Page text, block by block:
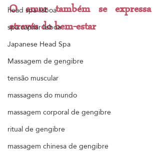
head spa lisboa
spa capilar lisboa
Japanese Head Spa
Massagem de gengibre
tensão muscular
massagens do mundo
massagem corporal de gengibre
ritual de gengibre
massagem chinesa de gengibre
O amor também se expressa
através do bem-estar